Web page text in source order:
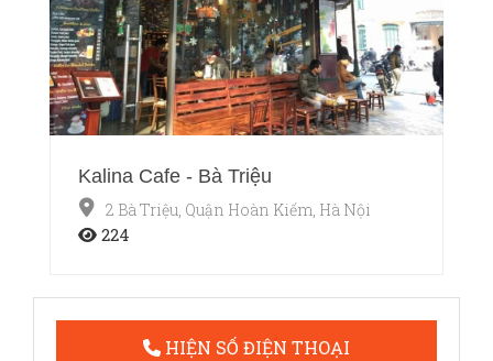
Kalina Cafe - Bà Triệu
2 Bà Triệu, Quận Hoàn Kiếm, Hà Nội
224
HIỆN SỐ ĐIỆN THOẠI